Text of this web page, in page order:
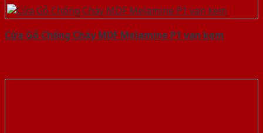
Cửa Gỗ Chống Cháy MDF Melamine P1 van kem